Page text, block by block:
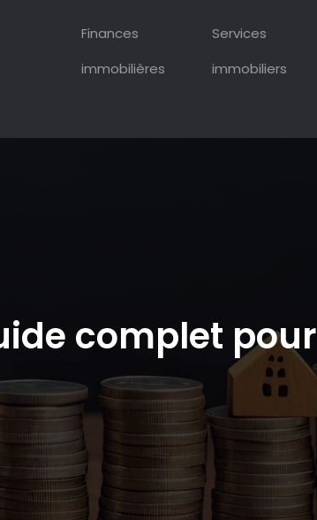
Finances
immobilières
Services
immobiliers
complet pour